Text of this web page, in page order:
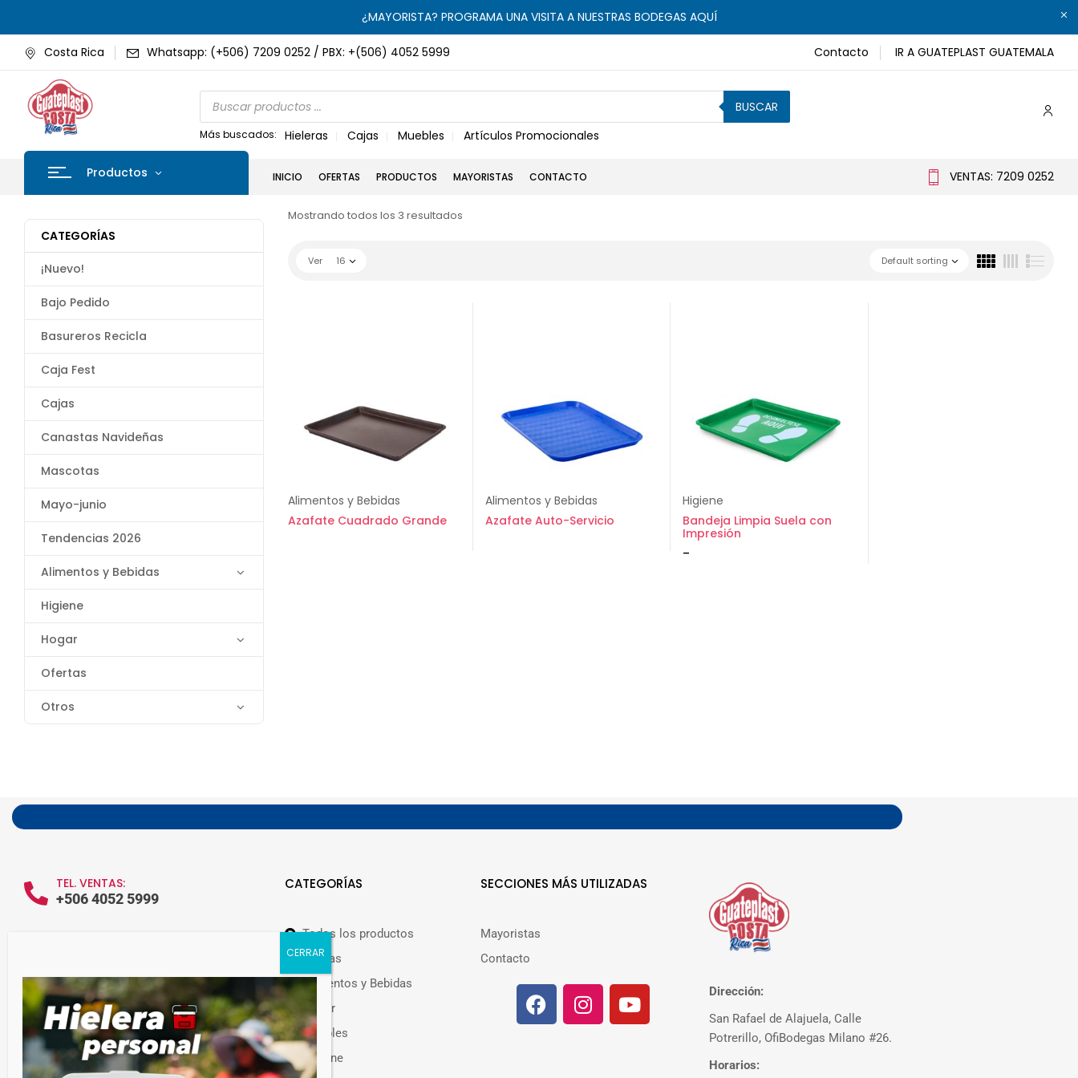
¿MAYORISTA? PROGRAMA UNA VISITA A NUESTRAS BODEGAS AQUÍ
Costa Rica Whatsapp: (+506) 7209 0252 / PBX: +(506) 4052 5999 Contacto IR A GUATEPLAST GUATEMALA
BUSCAR
Más buscados: Hieleras Cajas Muebles Artículos Promocionales
Productos INICIO OFERTAS PRODUCTOS MAYORISTAS CONTACTO VENTAS: 7209 0252
CATEGORÍAS
¡Nuevo!
Bajo Pedido
Basureros Recicla
Caja Fest
Cajas
Canastas Navideñas
Mascotas
Mayo-junio
Tendencias 2026
Alimentos y Bebidas
Higiene
Hogar
Ofertas
Otros
Mostrando todos los 3 resultados
Default sorting
Ver 16
Alimentos y Bebidas
Azafate Cuadrado Grande
Alimentos y Bebidas
Azafate Auto-Servicio
Higiene
Bandeja Limpia Suela con
Impresión
-
TEL. VENTAS:
+506 4052 5999
Guateplast Costa Rica.
Fabricante y distribuidor de productos
CATEGORÍAS
Todos los productos
Ofertas
Alimentos y Bebidas
Hogar
Muebles
Higiene
SECCIONES MÁS UTILIZADAS
Mayoristas
Contacto
Dirección:
San Rafael de Alajuela, Calle
Potrerillo, OfiBodegas Milano #26.
Horarios: